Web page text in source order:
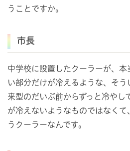
うことですか。
市長
中学校に設置したクーラーが、本
い部分だけが冷えるような、そ
来型のだいぶ前からずっと冷やし
が冷えないようなものではなく
うクーラーなんです。